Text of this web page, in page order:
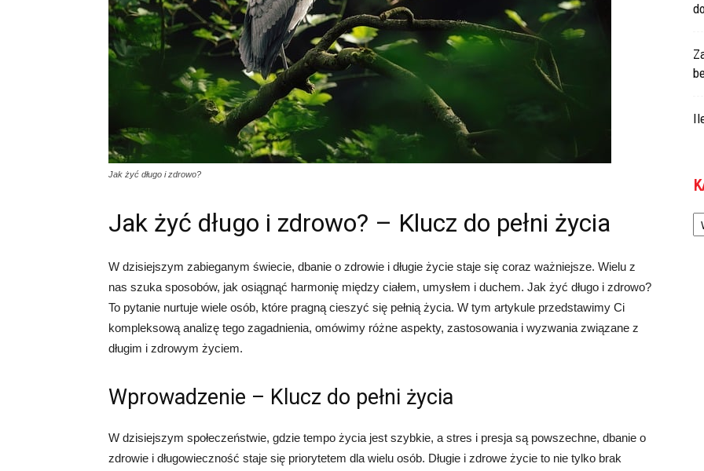
Jak żyć długo i zdrowo?
Jak żyć długo i zdrowo? – Klucz do pełni życia
W dzisiejszym zabieganym świecie, dbanie o zdrowie i długie życie staje się coraz ważniejsze. Wielu z
nas szuka sposobów, jak osiągnąć harmonię między ciałem, umysłem i duchem. Jak żyć długo i zdrowo?
To pytanie nurtuje wiele osób, które pragną cieszyć się pełnią życia. W tym artykule przedstawimy Ci
kompleksową analizę tego zagadnienia, omówimy różne aspekty, zastosowania i wyzwania związane z
długim i zdrowym życiem.
Wprowadzenie – Klucz do pełni życia
W dzisiejszym społeczeństwie, gdzie tempo życia jest szybkie, a stres i presja są powszechne, dbanie o
zdrowie i długowieczność staje się priorytetem dla wielu osób. Długie i zdrowe życie to nie tylko brak